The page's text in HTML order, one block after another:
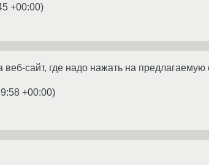
+00:00)
сайт, где надо нажать на предлагаемую
+00:00)